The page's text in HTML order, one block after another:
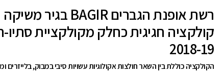
רשת אופנת הגברים BAGIR בגיר משיקה
קולקציה חגיגית כחלק מקולקציית
2018-19
הקולקציה כוללת בין השאר חולצות אקולוגיות עשויות סיבי במבוק, בלייזרים